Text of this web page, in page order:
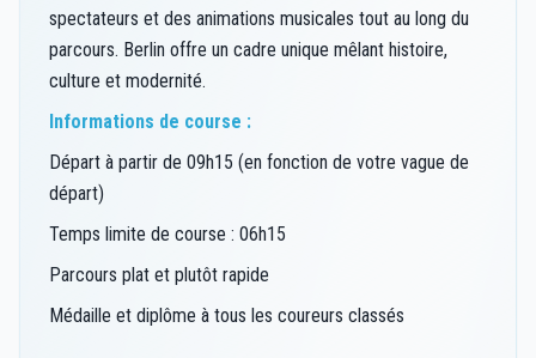
spectateurs et des animations musicales tout au long du
parcours. Berlin offre un cadre unique mêlant histoire,
culture et modernité.
Informations de course :
Départ à partir de 09h15 (en fonction de votre vague de
départ)
Temps limite de course : 06h15
Parcours plat et plutôt rapide
Médaille et diplôme à tous les coureurs classés